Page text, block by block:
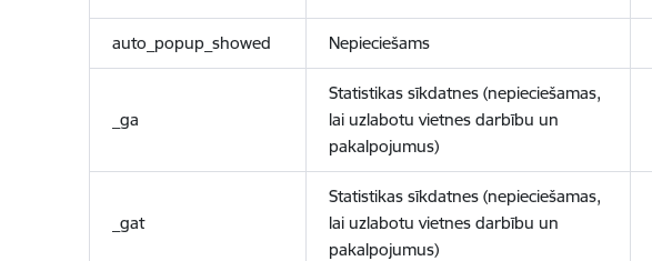
auto_popup_showed Nepieciešams
_ga
Statistikas sīkdatnes (nepieciešamas,
lai uzlabotu vietnes darbību un
pakalpojumus)
_gat
Statistikas sīkdatnes (nepieciešamas,
lai uzlabotu vietnes darbību un
pakalpojumus)